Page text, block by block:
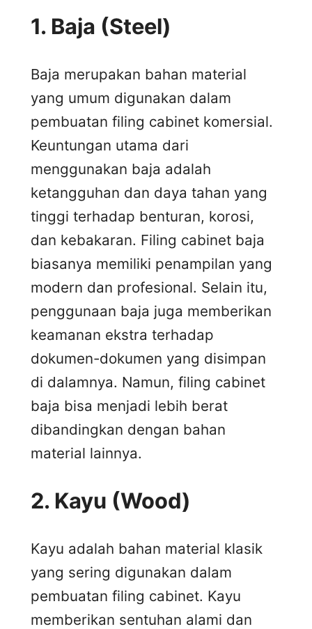
1. Baja (Steel)
Baja merupakan bahan material
yang umum digunakan dalam
pembuatan filing cabinet komersial.
Keuntungan utama dari
menggunakan baja adalah
ketangguhan dan daya tahan yang
tinggi terhadap benturan, korosi,
dan kebakaran. Filing cabinet baja
biasanya memiliki penampilan yang
modern dan profesional. Selain itu,
penggunaan baja juga memberikan
keamanan ekstra terhadap
dokumen-dokumen yang disimpan
di dalamnya. Namun, filing cabinet
baja bisa menjadi lebih berat
dibandingkan dengan bahan
material lainnya.
2. Kayu (Wood)
Kayu adalah bahan material klasik
yang sering digunakan dalam
pembuatan filing cabinet. Kayu
memberikan sentuhan alami dan